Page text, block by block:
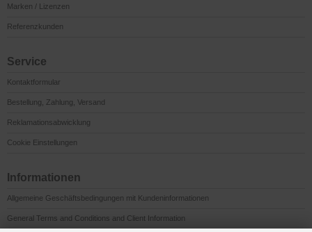
Marken / Lizenzen
Referenzkunden
Service
Kontaktformular
Bestellung, Zahlung, Versand
Reklamationsabwicklung
Cookie Einstellungen
Informationen
Allgemeine Geschäftsbedingungen mit Kundeninformationen
General Terms and Conditions and Client Information